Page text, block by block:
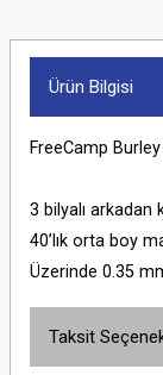
Ürün Bilgisi
FreeCamp
3 bilyalı arkadan
40’lık orta boy
Üzerinde 0.35
Taksit